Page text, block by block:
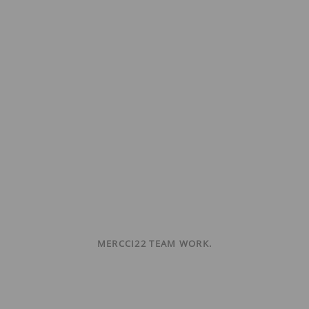
MERCCI22 TEAM WORK.